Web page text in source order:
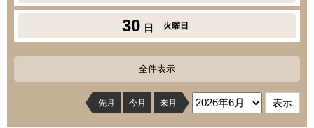
30 日 火曜日
全件表示
先月 今月 来月